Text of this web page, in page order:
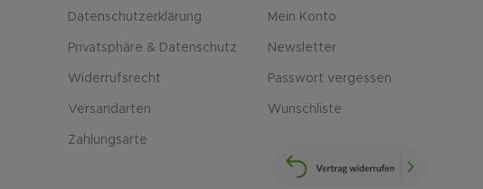
Datenschutzerklärung
Privatsphäre & Datenschutz
Widerrufsrecht
Versandarten
Zahlungsarte
Mein Konto
Newsletter
Passwort vergessen
Wunschliste